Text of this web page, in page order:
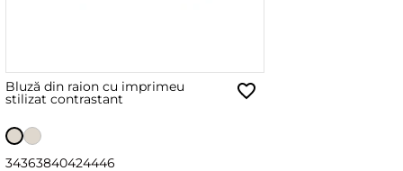
Bluză din raion cu imprimeu
stilizat contrastant
34363840424446